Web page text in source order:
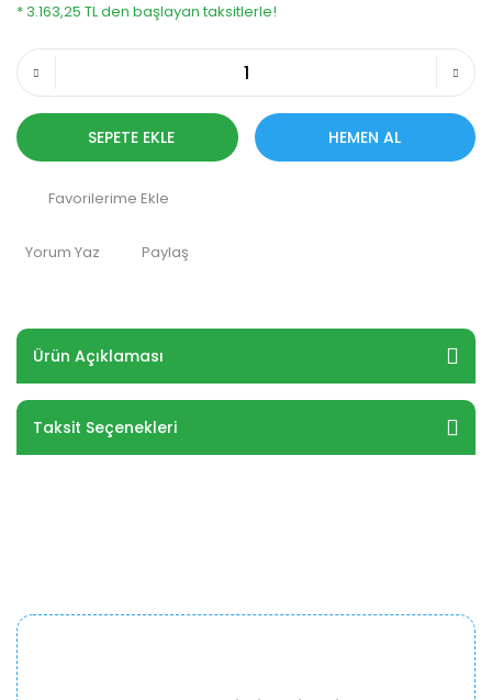
* 3.163,25 TL den başlayan taksitlerle!
SEPETE EKLE HEMEN AL
Yorum Yaz Paylaş
Ürün Açıklaması
Taksit Seçenekleri